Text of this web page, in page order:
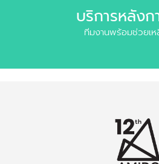
บริการหลังก
ทีมงานพร้อมช่วยเห